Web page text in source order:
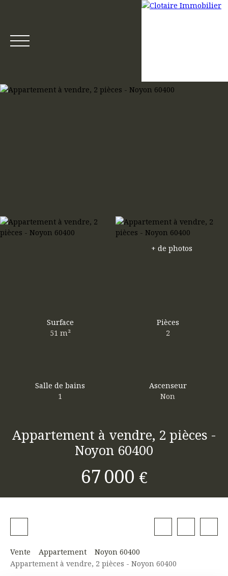
+ de photos
Surface
51 m²
Pièces
2
Salle de bains
1
Ascenseur
Non
Appartement à vendre, 2 pièces -
Noyon 60400
67 000 €
Vente Appartement
Noyon 60400
Appartement à vendre, 2 pièces - Noyon 60400